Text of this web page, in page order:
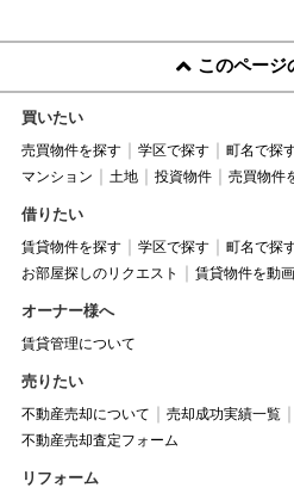
このページ
買いたい
売買物件を探す 学区で探す 町名で探
マンション
土地 投資物件 売買物件
借りたい
賃貸物件を探す 学区で探す 町名で探
お部屋探しのリクエスト
賃貸物件を動
オーナー様へ
賃貸管理について
売りたい
不動産売却について 売却成功実績一覧
不動産売却査定フォーム
リフォーム